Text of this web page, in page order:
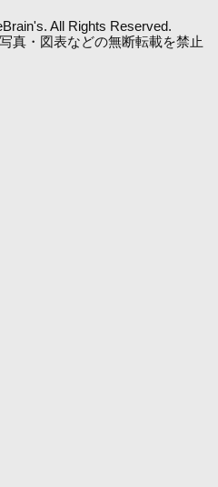
All Rights Reserved.
真・図表などの無断転載を禁止